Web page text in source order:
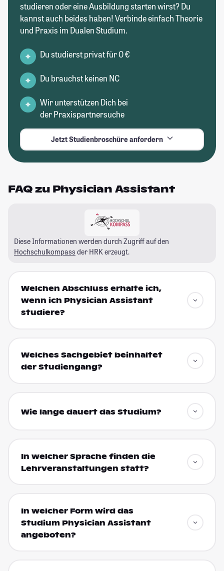
studieren oder eine Ausbildung starten wirst? Du
kannst auch beides haben! Verbinde einfach Theorie
und Praxis im Dualen Studium.
Du studierst privat für 0 €
Du brauchst keinen NC
Wir unterstützen Dich bei
der Praxispartnersuche
Jetzt Studienbroschüre anfordern
FAQ zu Physician Assistant
Diese Informationen werden durch Zugriff auf den
Hochschulkompass der HRK erzeugt.
Welchen Abschluss erhalte ich,
wenn ich Physician Assistant
studiere?
Welches Sachgebiet beinhaltet
der Studiengang?
Wie lange dauert das Studium?
In welcher Sprache finden die
Lehrveranstaltungen statt?
In welcher Form wird das
Studium Physician Assistant
angeboten?